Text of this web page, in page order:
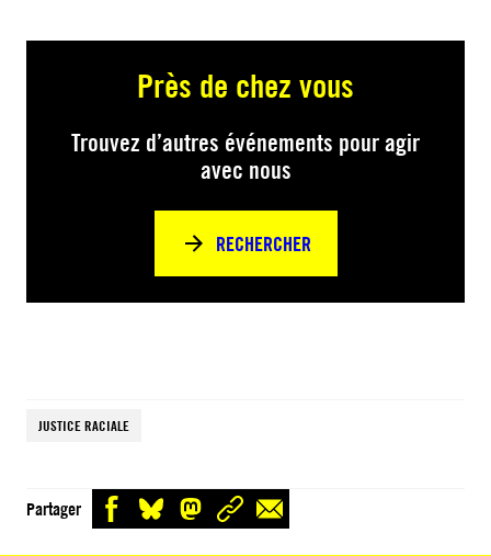
Près de chez vous
Trouvez d’autres événements pour agir
avec nous
RECHERCHER
JUSTICE RACIALE
Partager